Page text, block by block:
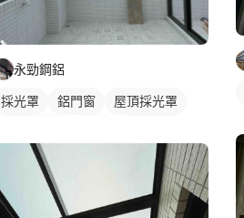
永勁鋼鋁
採光罩 鋁門窗
屋頂採光罩